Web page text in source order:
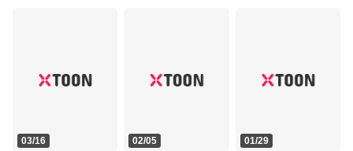
03/16 02/05 01/29